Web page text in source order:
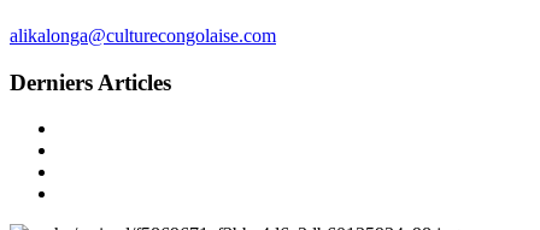
alikalonga@culturecongolaise.com
Derniers Articles